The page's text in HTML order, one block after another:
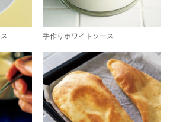
手作りホワイトソース